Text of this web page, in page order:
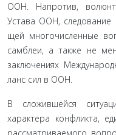
ООН. Напротив,
Устава ООН,
щей многочисленные
самблеи, а также не
заключениях
ланс сил в ООН.
В сложившейся
характера конфликта,